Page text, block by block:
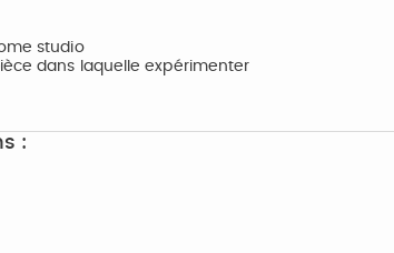
studio
dans laquelle expérimenter
: